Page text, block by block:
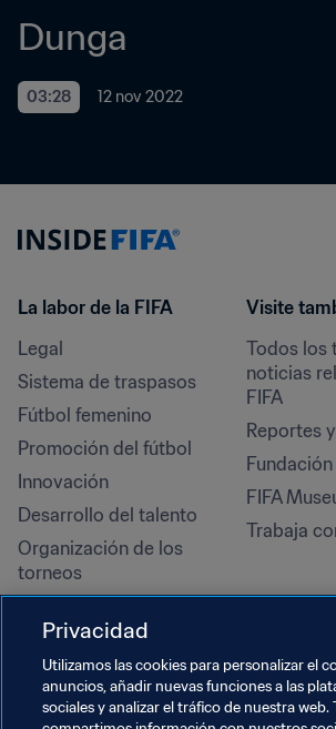
Dunga
03:28 12 nov 2022
La labor de la FIFA
Legal
Sistema de traspasos
Fútbol femenino
Promoción del fútbol
Innovación
Desarrollo del talento
Organización de los
torneos
Derechos humanos y lucha
contra la discriminación
Salud y atención médica
Visite
Todos los
noticias
FIFA
Reportes
Fundación
FIFA
Trabaja
Privacidad
Utilizamos las cookies para personalizar el
anuncios, añadir nuevas funciones a las
sociales y analizar el tráfico de nuestra web.